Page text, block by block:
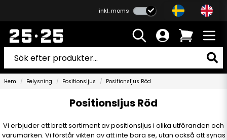
inkl. moms
Hem Belysning Positionsljus Positionsljus Röd
Positionsljus Röd
Vi erbjuder ett brett sortiment av positionsljus i olika utföranden och
varumärken. Vi förstår vikten av att inte bara se, utan också att synas